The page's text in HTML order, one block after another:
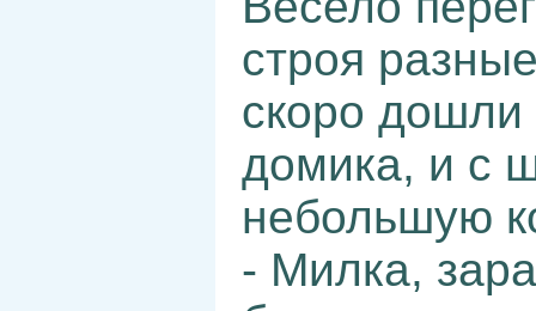
строя
скоро дошли
домика, и с
небольшую
- Милка,